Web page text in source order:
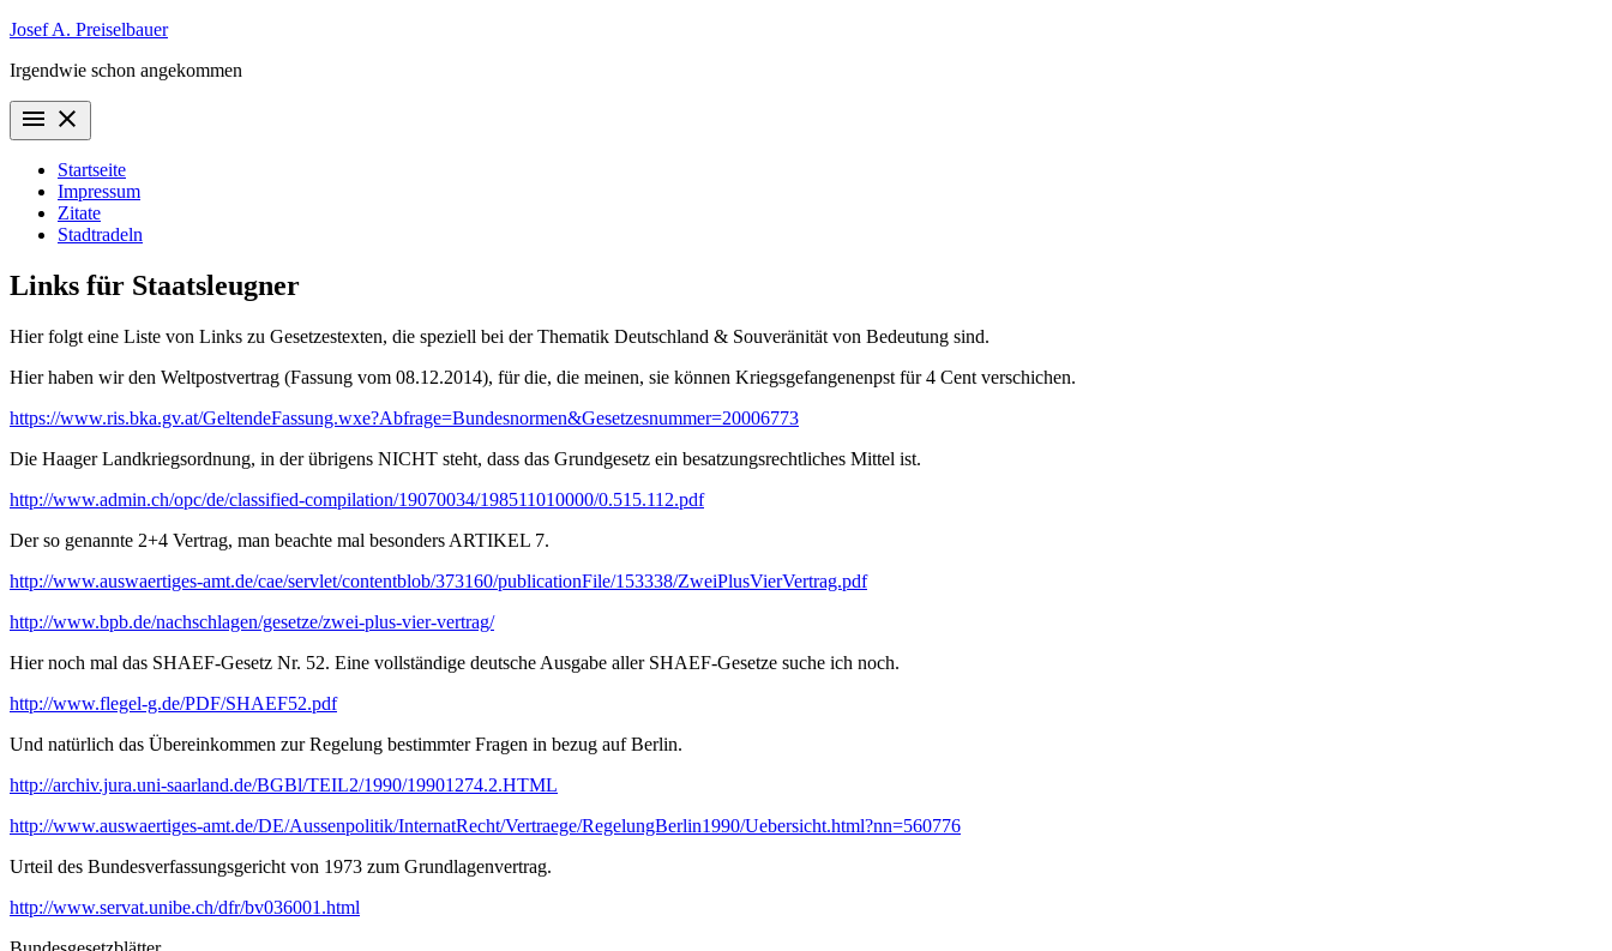
Zum
springen
Josef A. Preiselbauer
Irgendwie schon angekommen
menu close
Startseite
Impressum
Zitate
Stadtradeln
Links für Staatsleugner
Hier folgt eine Liste von Links zu Gesetzestexten, die speziell bei der Thematik Deutschland & Souveränität von Bedeutung sind.
Hier haben wir den Weltpostvertrag (Fassung vom 08.12.2014), für die, die meinen, sie können Kriegsgefangenenpst für 4 Cent verschichen.
https://www.ris.bka.gv.at/GeltendeFassung.wxe?Abfrage=Bundesnormen&Gesetzesnummer=20006773
Die Haager Landkriegsordnung, in der übrigens NICHT steht, dass das Grundgesetz ein besatzungsrechtliches Mittel ist.
http://www.admin.ch/opc/de/classified-compilation/19070034/198511010000/0.515.112.pdf
Der so genannte 2+4 Vertrag, man beachte mal besonders ARTIKEL 7.
http://www.auswaertiges-amt.de/cae/servlet/contentblob/373160/publicationFile/153338/ZweiPlusVierVertrag.pdf
http://www.bpb.de/nachschlagen/gesetze/zwei-plus-vier-vertrag/
Hier noch mal das SHAEF-Gesetz Nr. 52. Eine vollständige deutsche Ausgabe aller SHAEF-Gesetze suche ich noch.
http://www.flegel-g.de/PDF/SHAEF52.pdf
Und natürlich das Übereinkommen zur Regelung bestimmter Fragen in bezug auf Berlin.
http://archiv.jura.uni-saarland.de/BGBl/TEIL2/1990/19901274.2.HTML
http://www.auswaertiges-amt.de/DE/Aussenpolitik/InternatRecht/Vertraege/RegelungBerlin1990/Uebersicht.html?nn=560776
Urteil des Bundesverfassungsgericht von 1973 zum Grundlagenvertrag.
http://www.servat.unibe.ch/dfr/bv036001.html